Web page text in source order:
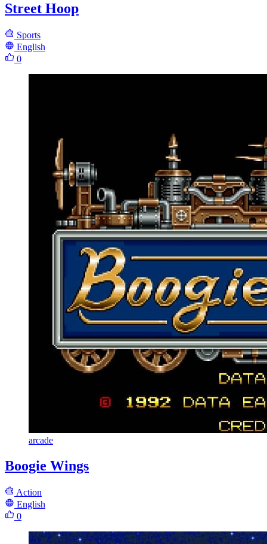
Street Hoop
Sports
English
0
arcade
Boogie Wings
Action
English
0